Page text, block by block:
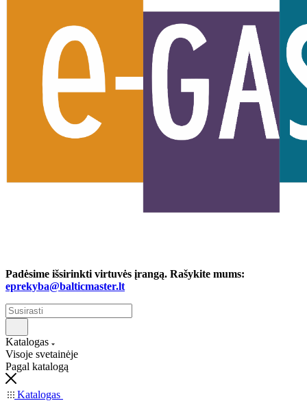
Padėsime išsirinkti virtuvės įrangą. Rašykite mums:
eprekyba@balticmaster.lt
Katalogas
Visoje svetainėje
Pagal katalogą
Katalogas